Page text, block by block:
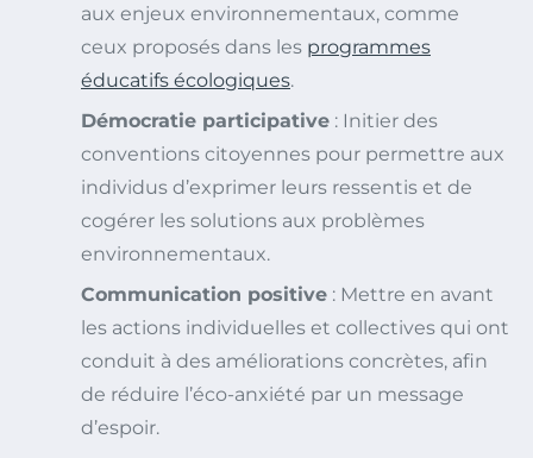
aux enjeux environnementaux, comme
ceux proposés dans les programmes
éducatifs écologiques.
Démocratie participative : Initier des
conventions citoyennes pour permettre aux
individus d’exprimer leurs ressentis et de
cogérer les solutions aux problèmes
environnementaux.
Communication positive : Mettre en avant
les actions individuelles et collectives qui ont
conduit à des améliorations concrètes, afin
de réduire l’éco-anxiété par un message
d’espoir.